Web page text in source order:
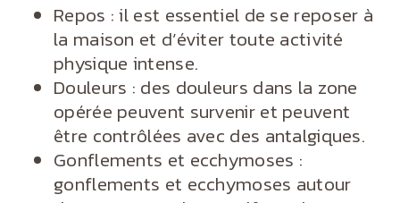
Repos : il est essentiel de se reposer à
la maison et d’éviter toute activité
physique intense.
Douleurs : des douleurs dans la zone
opérée peuvent survenir et peuvent
être contrôlées avec des antalgiques.
Gonflements et ecchymoses :
gonflements et ecchymoses autour